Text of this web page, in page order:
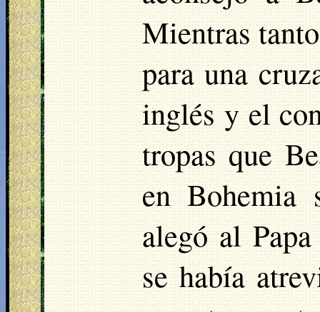
Mientras
para una
inglés y el
tropas que
en Bohemia
alegó al
se había